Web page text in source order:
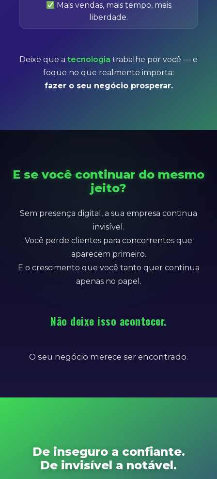
Mais vendas, mais tempo, mais
liberdade.
Deixe que a tecnologia trabalhe por você — e
foque no que realmente importa:
fazer o seu negócio prosperar.
E se você continuar do mesmo
jeito?
Sem presença digital, a sua empresa continua
invisível.
Você perde clientes para concorrentes que
aparecem primeiro.
E o crescimento que você tanto quer continua
apenas no papel.
Não deixe isso acontecer.
O seu negócio merece ser encontrado.
De inseguro a confiante.
De invisível a notável.